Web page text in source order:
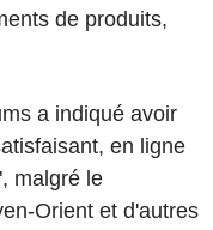
de produits,
a indiqué avoir
en ligne
malgré le
Orient et d'autres